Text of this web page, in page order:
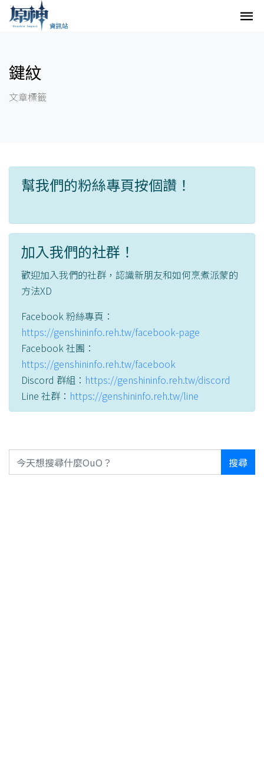
鍵紋
文章標籤
幫我們的粉絲專頁按個讚！
加入我們的社群！
歡迎加入我們的社群，認識新朋友和如何烹煮派蒙的
方法XD
Facebook 粉絲專頁：
https://genshininfo.reh.tw/facebook-page
Facebook 社團：
https://genshininfo.reh.tw/facebook
Discord 群組： https://genshininfo.reh.tw/discord
Line 社群： https://genshininfo.reh.tw/line
搜尋